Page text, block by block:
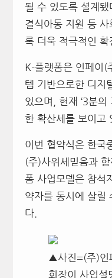
될 수 있도록 셜계됐
결식아동 지원 등
록 더욱 적극적인 확
K-플랫폼은 인페이(
템 기반으로한 디지
있으며, 현재 ‘3분의
한 확산세를 보이고
이번 협약식은 한국
(주)사위세믿음과
폼 사업모델은 참석
약자를 동시에 살릴
다.
▲사진=(주)인
회장이 사업